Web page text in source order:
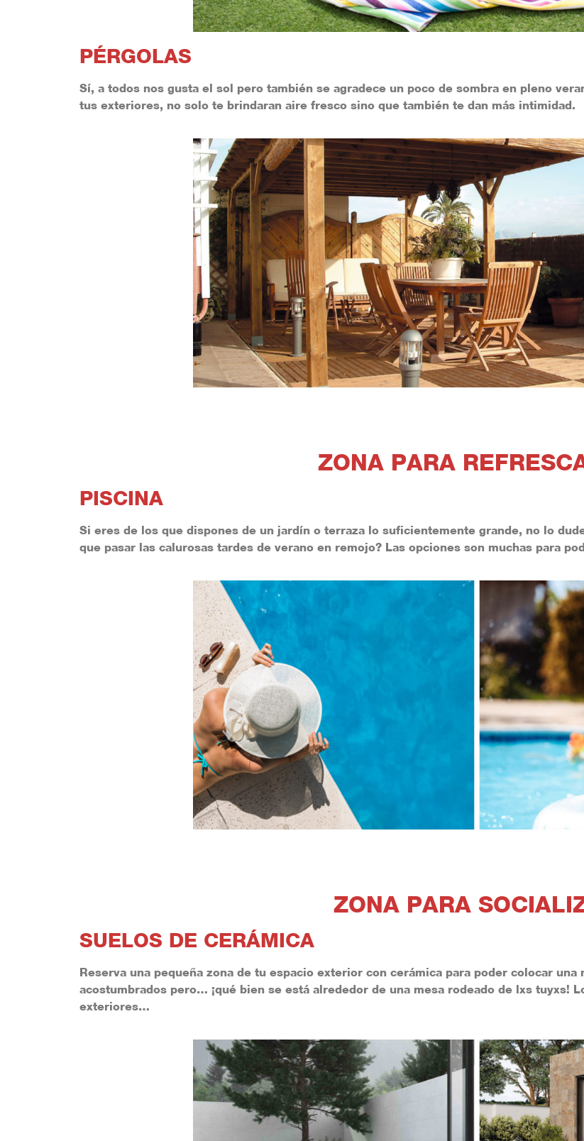
PÉRGOLAS
Sí, a todos nos gusta el sol pero también se agradece un poco de sombra en pleno
tus exteriores, no solo te brindaran aire fresco sino que también te dan más intimidad.
ZONA PARA
PISCINA
Si eres de los que dispones de un jardín o terraza lo suficientemente grande, no lo
que pasar las calurosas tardes de verano en remojo? Las opciones son muchas para
ZONA PARA
SUELOS DE CERÁMICA
Reserva una pequeña zona de tu espacio exterior con cerámica para poder colocar
acostumbrados pero… ¡qué bien se está alrededor de una mesa rodeado de lxs tuyxs!
exteriores…